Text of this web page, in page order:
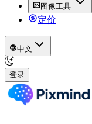
图像工具
定价
中文
登录